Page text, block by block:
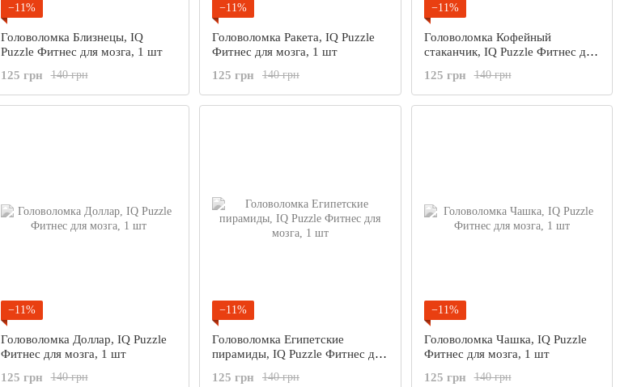
−11%
Головоломка Близнецы, IQ
Puzzle Фитнес для мозга, 1 шт
140 грн
125 грн
−11%
Головоломка Ракета, IQ Puzzle
Фитнес для мозга, 1 шт
140 грн
125 грн
−11%
Головоломка Кофейный
стаканчик, IQ Puzzle Фитнес для
140 грн
125 грн
−11%
Головоломка Доллар, IQ Puzzle
Фитнес для мозга, 1 шт
140 грн
125 грн
−11%
Головоломка Египетские
пирамиды, IQ Puzzle Фитнес для
140 грн
125 грн
−11%
Головоломка Чашка, IQ Puzzle
Фитнес для мозга, 1 шт
140 грн
125 грн